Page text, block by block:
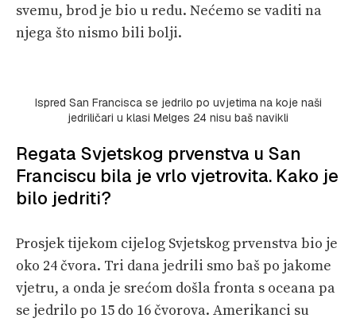
svemu, brod je bio u redu. Nećemo se vaditi na
njega što nismo bili bolji.
Ispred San Francisca se jedrilo po uvjetima na koje naši
jedriličari u klasi Melges 24 nisu baš navikli
Regata Svjetskog prvenstva u San
Franciscu bila je vrlo vjetrovita. Kako je
bilo jedriti?
Prosjek tijekom cijelog Svjetskog prvenstva bio je
oko 24 čvora. Tri dana jedrili smo baš po jakome
vjetru, a onda je srećom došla fronta s oceana pa
se jedrilo po 15 do 16 čvorova. Amerikanci su